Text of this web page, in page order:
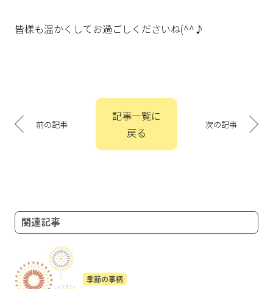
皆様も温かくしてお過ごしくださいね(^^♪
稿
ナ
ョ
ン
前の記事
記事一覧に
戻る
次の記事
関連記事
季節の事柄